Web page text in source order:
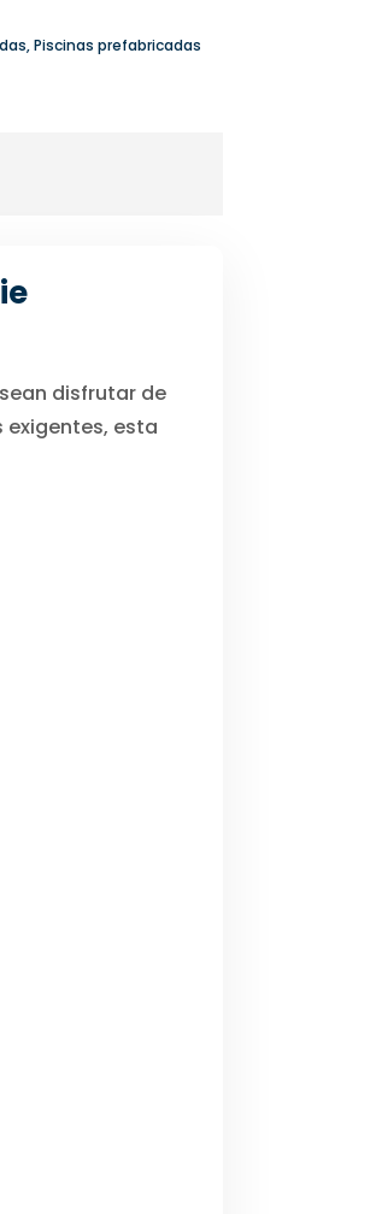
,Piscinas prefabricadas
disfrutar de
esta